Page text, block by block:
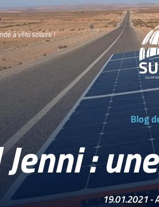
ndeàvélosolaire!
Blog
:
19.01.2021 -